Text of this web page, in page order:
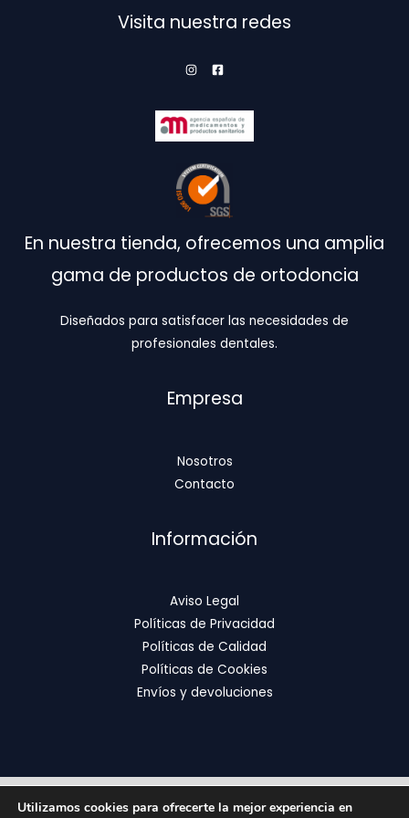
elegir
la
de
producto
Visita nuestra redes
En nuestra tienda, ofrecemos una amplia
gama de productos de ortodoncia
Diseñados para satisfacer las necesidades de
profesionales dentales.
Empresa
Nosotros
Contacto
Información
Aviso Legal
Políticas de Privacidad
Políticas de Calidad
Políticas de Cookies
Envíos y devoluciones
Copyright © 2026 | FixOrthodontics
Utilizamos cookies para ofrecerte la mejor experiencia en